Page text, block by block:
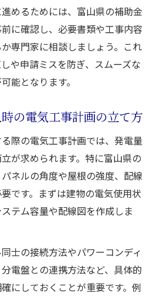
めるためには、富山県の補助金
に確認し、必要書類や工事内容
専門家に相談しましょう。これ
や申請ミスを防ぎ、スムーズな
能となります。
の電気工事計画の立て方
際の電気工事計画では、発電量
が求められます。特に富山県の
ネルの角度や屋根の強度、配線
です。まずは建物の電気使用状
テム容量や配線図を作成しま
士の接続方法やパワーコンディ
電盤との連携方法など、具体的
にしておくことが重要です。例